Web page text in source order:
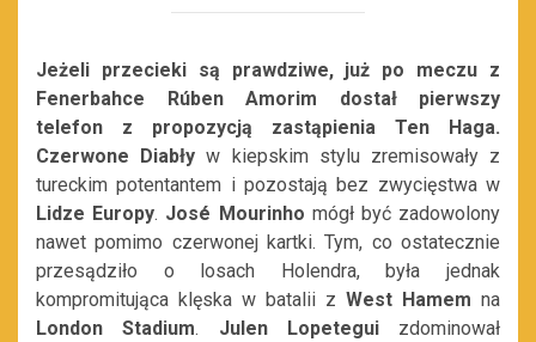
Jeżeli przecieki są prawdziwe, już po meczu z
Fenerbahce Rúben Amorim dostał pierwszy
telefon z propozycją zastąpienia Ten Haga.
Czerwone Diabły w kiepskim stylu zremisowały z
tureckim potentantem i pozostają bez zwycięstwa w
Lidze Europy. José Mourinho mógł być zadowolony
nawet pomimo czerwonej kartki. Tym, co ostatecznie
przesądziło o losach Holendra, była jednak
kompromitująca klęska w batalii z West Hamem na
London Stadium. Julen Lopeteguizdominował